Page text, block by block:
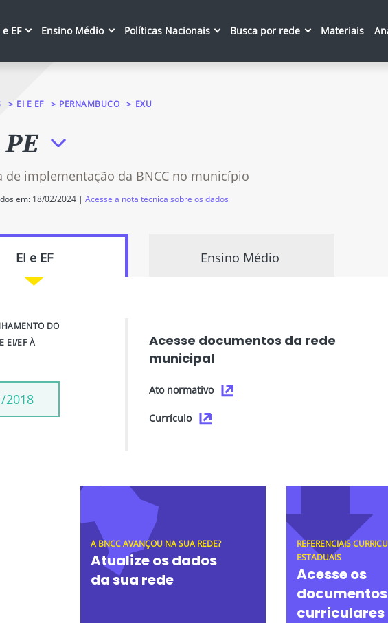
e EF Ensino Médio Políticas Nacionais Busca por rede Materiais
EI E EF PERNAMBUCO EXU
de implementação da BNCC no município
em: 18/02/2024 | Acesse a nota técnica sobre os dados
EI e EF Ensino Médio
DO
EI/EF À
2018
Acesse documentos da rede
municipal
Ato normativo
Currículo
A BNCC AVANÇOU NA SUA REDE?
Atualize os dados
da sua rede
REFERENCIAIS
ESTADUAIS
Acesse os
documentos
curriculares